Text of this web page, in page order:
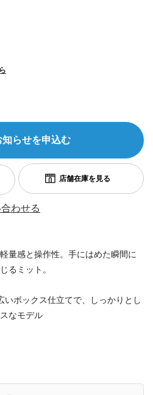
知らせを申込む
わせる
量感と操作性。手にはめた瞬間に
るミット。
いボックス仕立てで、しっかりとし
なモデル